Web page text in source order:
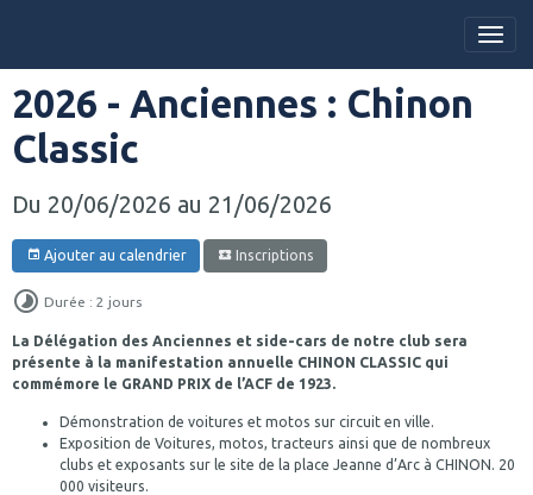
2026 - Anciennes : Chinon
Classic
Du 20/06/2026 au 21/06/2026
Ajouter au calendrier Inscriptions
Durée : 2 jours
La Délégation des Anciennes et side-cars de notre club sera
présente à la manifestation annuelle CHINON CLASSIC qui
commémore le GRAND PRIX de l’ACF de 1923.
Démonstration de voitures et motos sur circuit en ville.
Exposition de Voitures, motos, tracteurs ainsi que de nombreux
clubs et exposants sur le site de la place Jeanne d’Arc à CHINON. 20
000 visiteurs.